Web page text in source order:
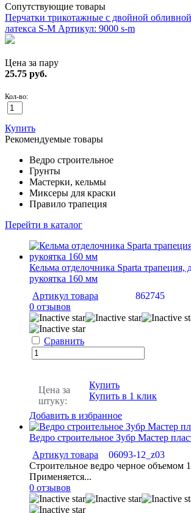
Сопутствующие товары
Перчатки трикотажные с двойной
латекса S-M Артикул: 9000 s-m
Цена за пару
25.75 руб.
Кол-во:
Купить
Рекомендуемые товары
Ведро строительное
Грунты
Мастерки, кельмы
Миксеры для краски
Правило трапеция
Перейти в каталог
Кельма отделочника Sparta трапеция,
рукоятка 160 мм
Артикул товара
862745
0 отзывов
Сравнить
Цена за
штуку:
Купить
Купить в 1 клик
Добавить в избранное
Ведро строительное Зубр Мастер
Артикул товара
06093-12_z03
Строительное ведро черное объемом
Применяется...
0 отзывов